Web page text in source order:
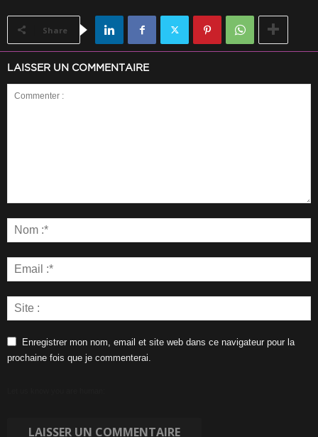
Share
LAISSER UN COMMENTAIRE
Enregistrer mon nom, email et site web dans ce navigateur pour la
prochaine fois que je commenterai.